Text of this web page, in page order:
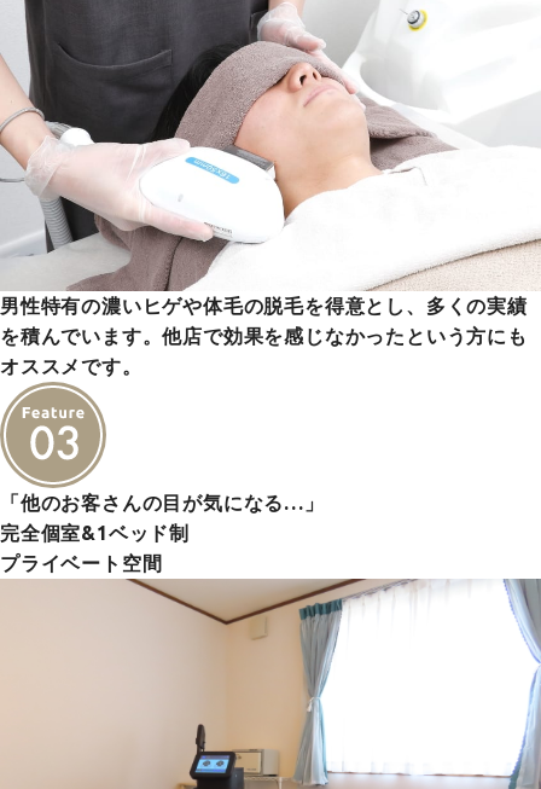
男性特有の濃いヒゲや体毛の脱毛を得意とし、多くの実績
を積んでいます。他店で効果を感じなかったという方にも
オススメです。
「他のお客さんの目が気になる…」
完全個室&1ベッド制
プライベート空間